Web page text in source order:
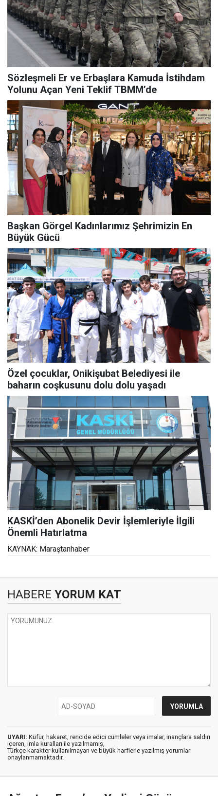
Sözleşmeli Er ve Erbaşlara Kamuda İstihdam
Yolunu Açan Yeni Teklif TBMM’de
Başkan Görgel Kadınlarımız Şehrimizin En
Büyük Gücü
Özel çocuklar, Onikişubat Belediyesi ile
baharın coşkusunu dolu dolu yaşadı
KASKİ’den Abonelik Devir İşlemleriyle İlgili
Önemli Hatırlatma
KAYNAK: Maraştanhaber
HABERE YORUM KAT
UYARI: Küfür, hakaret, rencide edici cümleler veya imalar, inançlara saldırı
içeren, imla kuralları ile yazılmamış,
Türkçe karakter kullanılmayan ve büyük harflerle yazılmış yorumlar
onaylanmamaktadır.